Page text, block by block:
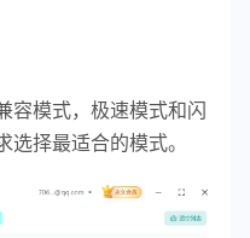
容模式，极速模式和闪
选择最适合的模式。